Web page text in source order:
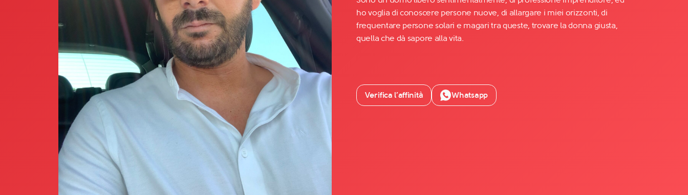
Facebook
TikTok
ho voglia di conoscere persone nuove, di allargare i miei orizzonti, di
frequentare persone solari e magari tra queste, trovare la donna giusta,
quella che dà sapore alla vita.
Verifica l’affinità Whatsapp